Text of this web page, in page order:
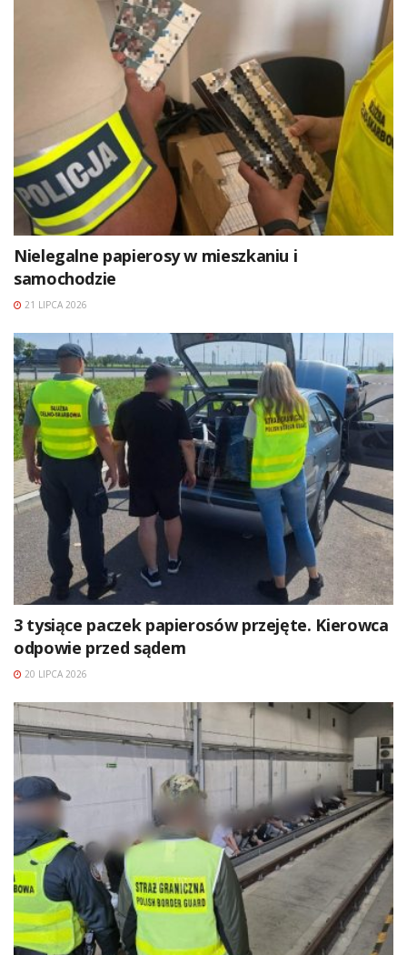
Nielegalne papierosy w mieszkaniu i
samochodzie
21 LIPCA 2026
3 tysiące paczek papierosów przejęte. Kierowca
odpowie przed sądem
20 LIPCA 2026